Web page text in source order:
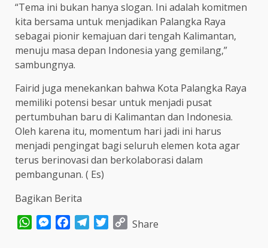
“Tema ini bukan hanya slogan. Ini adalah komitmen
kita bersama untuk menjadikan Palangka Raya
sebagai pionir kemajuan dari tengah Kalimantan,
menuju masa depan Indonesia yang gemilang,”
sambungnya.
Fairid juga menekankan bahwa Kota Palangka Raya
memiliki potensi besar untuk menjadi pusat
pertumbuhan baru di Kalimantan dan Indonesia.
Oleh karena itu, momentum hari jadi ini harus
menjadi pengingat bagi seluruh elemen kota agar
terus berinovasi dan berkolaborasi dalam
pembangunan. ( Es)
Bagikan Berita
WhatsAppMessenger
FacebookTelegram
TwitterCopy
Share